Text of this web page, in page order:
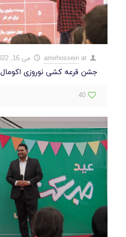
amirhossein at می 16, 2022
جشن قرعه کشی نوروزی اکومال
40